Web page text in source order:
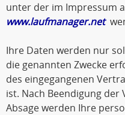
unter der im Impressum
www.laufmanager.net
Ihre Daten werden nur
die genannten Zwecke
des eingegangenen
ist. Nach Beendigung
Absage werden Ihre